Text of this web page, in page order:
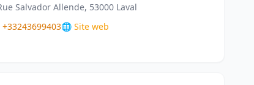
Salvador Allende, 53000 Laval
🌐 Site web